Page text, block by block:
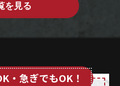
を見る
・急ぎでもOK！